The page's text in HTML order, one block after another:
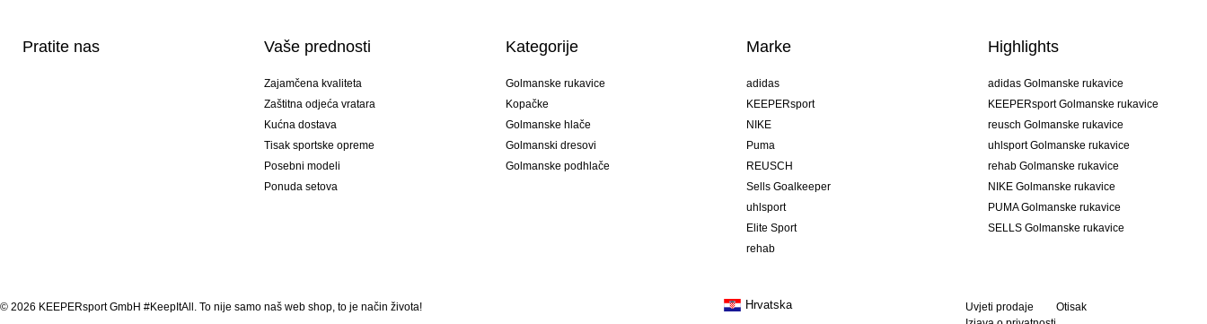
Pratite nas Vaše prednosti
Zajamčena kvaliteta
Zaštitna odjeća vratara
Kućna dostava
Tisak sportske opreme
Posebni modeli
Ponuda setova
Kategorije
Golmanske rukavice
Kopačke
Golmanske hlače
Golmanski dresovi
Golmanske podhlače
Marke
adidas
KEEPERsport
NIKE
Puma
REUSCH
Sells Goalkeeper
uhlsport
Elite Sport
rehab
Highlights
adidas Golmanske rukavice
KEEPERsport Golmanske rukavice
reusch Golmanske rukavice
uhlsport Golmanske rukavice
rehab Golmanske rukavice
NIKE Golmanske rukavice
PUMA Golmanske rukavice
SELLS Golmanske rukavice
© 2026 KEEPERsport GmbH #KeepItAll. To nije samo naš web shop, to je način života! Uvjeti prodaje
Otisak
Hrvatska